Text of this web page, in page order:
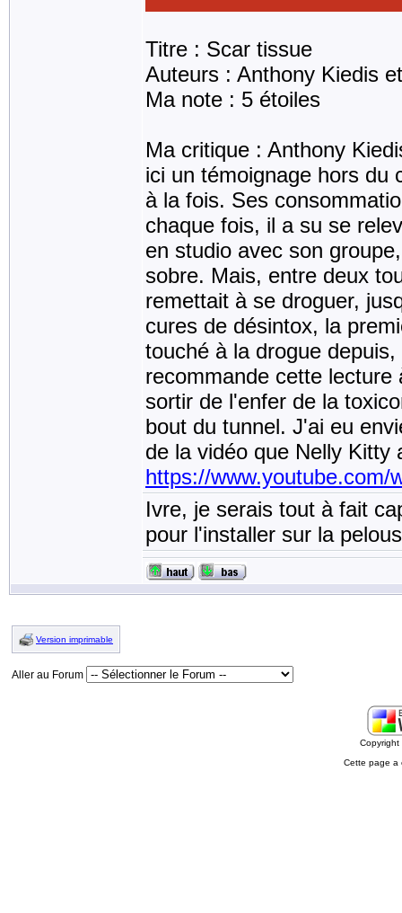
Titre : Scar tissue
Auteurs : Anthony Kiedis
Ma note : 5 étoiles
Ma critique : Anthony
ici un témoignage hors du
à la fois. Ses
chaque fois, il a su se
en studio avec son
sobre. Mais, entre deux
remettait à se droguer,
cures de désintox, la
touché à la drogue
recommande cette
sortir de l'enfer de la
bout du tunnel. J'ai eu
de la vidéo que Nelly Kitty
https://www.youtube.com/
Ivre, je serais tout à fait
pour l'installer sur la
Version imprimable
Aller au Forum
Cette page a